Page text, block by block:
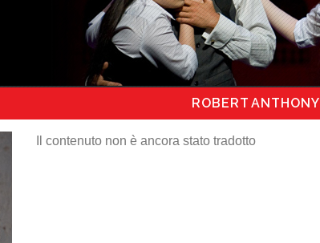
ROBERT ANTHONY
Il contenuto non è ancora stato tradotto